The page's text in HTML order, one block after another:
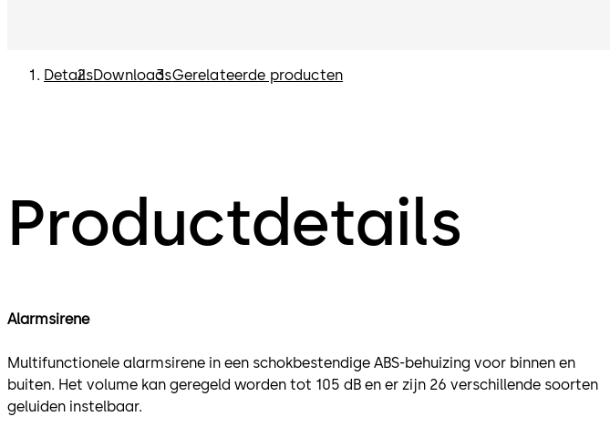
DetailsDownloadsGerelateerde producten
Productdetails
Alarmsirene
Multifunctionele alarmsirene in een schokbestendige ABS-behuizing voor binnen en
buiten. Het volume kan geregeld worden tot 105 dB en er zijn 26 verschillende soorten
geluiden instelbaar.